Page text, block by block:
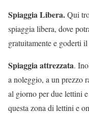
Spiaggia Libera.Qui
spiaggia libera, dove
gratuitamente e goderti il
Spiaggia attrezzata.
a noleggio, a un prezzo
al giorno per due lettini
questa zona di lettini e